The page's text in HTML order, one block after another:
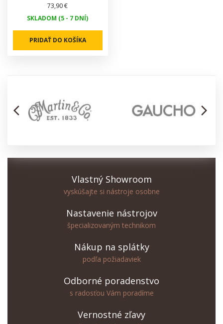
73,90 €
SKLADOM (5 - 7 DNÍ)
PRIDAŤ DO KOŠÍKA
arrow_back_ios arrow_forward_ios
Vlastný Showroom
vyskúšajte si nástroje osobne
Nastavenie nástrojov
špecializovaným technikom
Nákup na splátky
podľa požiadaviek
Odborné poradenstvo
s radosťou Vám poradíme
Vernostné zľavy